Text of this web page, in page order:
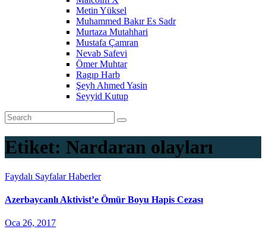
Metin Yüksel
Muhammed Bakır Es Sadr
Murtaza Mutahhari
Mustafa Çamran
Nevab Safevi
Ömer Muhtar
Ragıp Harb
Şeyh Ahmed Yasin
Seyyid Kutup
Etiket: Nardaran olayları
Faydalı SayfalarHaberler
Azerbaycanlı Aktivist’e Ömür Boyu Hapis Cezası
Oca 26, 2017